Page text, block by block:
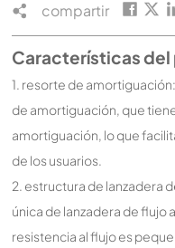
compartir
Características
1. resorte de
de amortiguación, que
amortiguación, lo que
de los usuarios.
2. estructura de lanzadera
única de lanzadera de flujo
resistencia al flujo es